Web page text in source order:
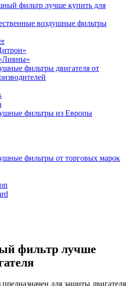
фильтр лучше купить для
воздушные фильтры
фильтры двигателя от
фильтры из Европы
фильтры от торговых марок
фильтр лучше
для защиты двигателя